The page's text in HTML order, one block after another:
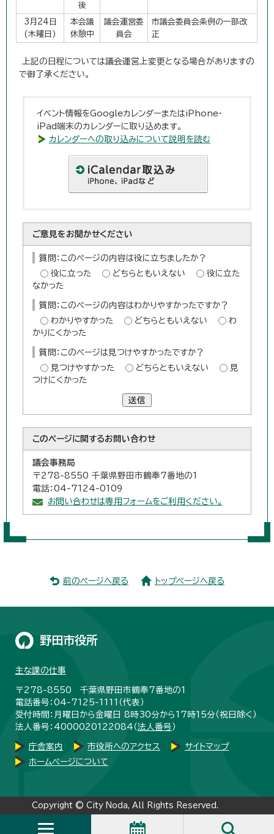
後
3月24日
(木曜日)
本会議
休憩中
議会運営委
員会
市議会委員会条例の一部改
正
上記の日程については議会運営上変更となる場合がありますの
で御了承ください。
イベント情報をGoogleカレンダーまたはiPhone・
iPad端末のカレンダーに取り込めます。
カレンダーへの取り込みについて説明を読む
ご意見をお聞かせください
質問：このページの内容は役に立ちましたか？
役に立った
どちらともいえない
役に立た
なかった
質問：このページの内容はわかりやすかったですか？
わかりやすかった
どちらともいえない
わ
かりにくかった
質問：このページは見つけやすかったですか？
見つけやすかった
どちらともいえない
見
つけにくかった
送信
このページに関するお問い合わせ
議会事務局
〒278-8550 千葉県野田市鶴奉7番地の1
電話：04-7124-0109
お問い合わせは専用フォームをご利用ください。
前のページへ戻る トップページへ戻る
野田市役所
主な課の仕事
〒278-8550 千葉県野田市鶴奉7番地の1
電話番号：04-7125-1111（代表）
受付時間：月曜日から金曜日 8時30分から17時15分（祝日除く）
法人番号：4000020122084（法人番号 ）
庁舎案内 市役所へのアクセス
サイトマップ
ホームページについて
Copyright © City Noda, All Rights Reserved.